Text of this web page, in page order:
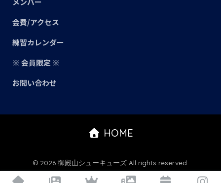
会費/アクセス
練習カレンダー
※ 会員限定 ※
お問い合わせ
HOME
© 2026 御殿山シューキューズ All rights reserved.